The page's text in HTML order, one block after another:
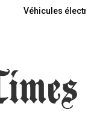
Véhicules